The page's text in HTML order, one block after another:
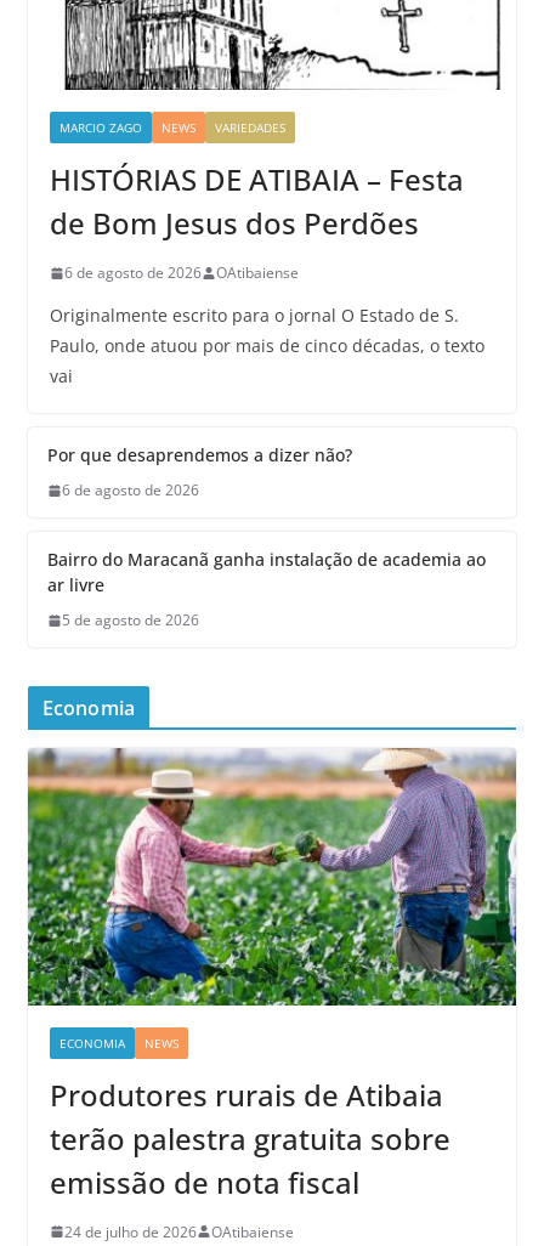
MARCIO ZAGO NEWS VARIEDADES
HISTÓRIAS DE ATIBAIA – Festa
de Bom Jesus dos Perdões
6 de agosto de 2026 OAtibaiense
Originalmente escrito para o jornal O Estado de S.
Paulo, onde atuou por mais de cinco décadas, o texto
vai
Por que desaprendemos a dizer não?
6 de agosto de 2026
Bairro do Maracanã ganha instalação de academia ao
ar livre
5 de agosto de 2026
Economia
ECONOMIA NEWS
Produtores rurais de Atibaia
terão palestra gratuita sobre
emissão de nota fiscal
24 de julho de 2026 OAtibaiense